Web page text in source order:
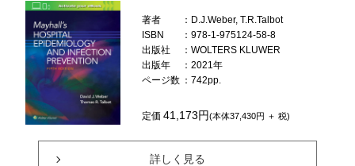
著者
：D.J.Weber, T.R.Talbot
ISBN
：978-1-975124-58-8
出版社
：WOLTERS KLUWER
出版年
：2021年
ページ数 ：742pp.
定価41,173円(本体37,430円 ＋ 税)
詳しく見る